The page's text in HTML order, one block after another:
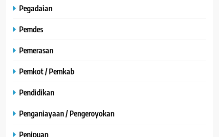
Pegadaian
Pemdes
Pemerasan
Pemkot / Pemkab
Pendidikan
Penganiayaan / Pengeroyokan
Penipuan